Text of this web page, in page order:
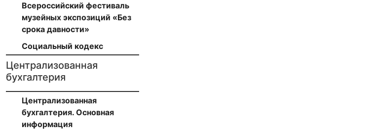
Всероссийский фестиваль
музейных экспозиций «Без
срока давности»
Социальный кодекс
Централизованная
бухгалтерия
Централизованная
бухгалтерия. Основная
информация